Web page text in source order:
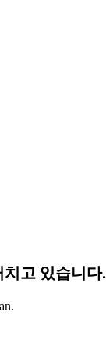
고 있습니다.